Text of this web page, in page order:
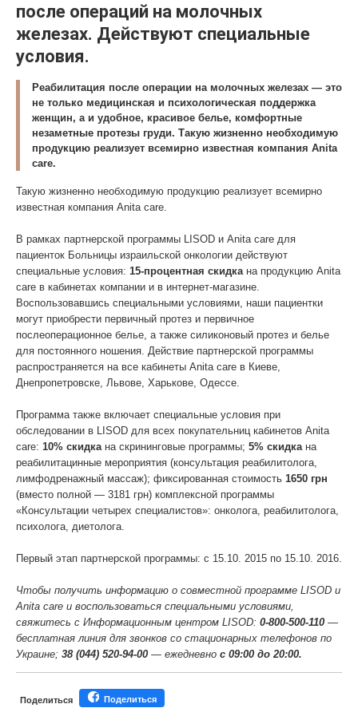
после операций на молочных
железах. Действуют специальные
условия.
Реабилитация после операции на молочных железах — это
не только медицинская и психологическая поддержка
женщин, а и удобное, красивое белье, комфортные
незаметные протезы груди. Такую жизненно необходимую
продукцию реализует всемирно известная компания Anita
care.
Такую жизненно необходимую продукцию реализует всемирно
известная компания Anita care.
В рамках партнерской программы LISOD и Anita care для
пациенток Больницы израильской онкологии действуют
специальные условия: 15-процентная скидкана продукцию Anita
care в кабинетах компании и в интернет-магазине.
Воспользовавшись специальными условиями, наши пациентки
могут приобрести первичный протез и первичное
послеоперационное белье, а также силиконовый протез и белье
для постоянного ношения. Действие партнерской программы
распространяется на все кабинеты Anita care в Киеве,
Днепропетровске, Львове, Харькове, Одессе.
Программа также включает специальные условия при
обследовании в LISOD для всех покупательниц кабинетов Anita
care: 10% скидкана скрининговые программы; 5% скидкана
реабилитацинные мероприятия (консультация реабилитолога,
лимфодренажный массаж); фиксированная стоимость 1650 грн
(вместо полной — 3181 грн) комплексной программы
«Консультации четырех специалистов»: онколога, реабилитолога,
психолога, диетолога.
Первый этап партнерской программы: с 15.10. 2015 по 15.10. 2016.
Чтобы получить информацию о совместной программе LISOD и
Anita care и воспользоваться специальными условиями,
свяжитесь с Информационным центром LISOD: 0-800-500-110 —
бесплатная линия для звонков со стационарных телефонов по
Украине; 38 (044) 520-94-00 — ежедневно с 09:00 до 20:00.
Поделиться Поделиться